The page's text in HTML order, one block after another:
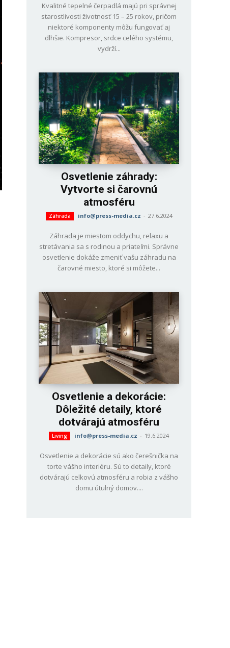
Kvalitné tepelné čerpadlá majú pri správnej
starostlivosti životnosť 15 – 25 rokov, pričom
niektoré komponenty môžu fungovať aj
dlhšie. Kompresor, srdce celého systému,
vydrží...
Osvetlenie záhrady:
Vytvorte si čarovnú
atmosféru
Záhrada info@press-media.cz - 27.6.2024
Záhrada je miestom oddychu, relaxu a
stretávania sa s rodinou a priateľmi. Správne
osvetlenie dokáže zmeniť vašu záhradu na
čarovné miesto, ktoré si môžete...
Osvetlenie a dekorácie:
Dôležité detaily, ktoré
dotvárajú atmosféru
Living info@press-media.cz - 19.6.2024
Osvetlenie a dekorácie sú ako čerešnička na
torte vášho interiéru. Sú to detaily, ktoré
dotvárajú celkovú atmosféru a robia z vášho
domu útulný domov....